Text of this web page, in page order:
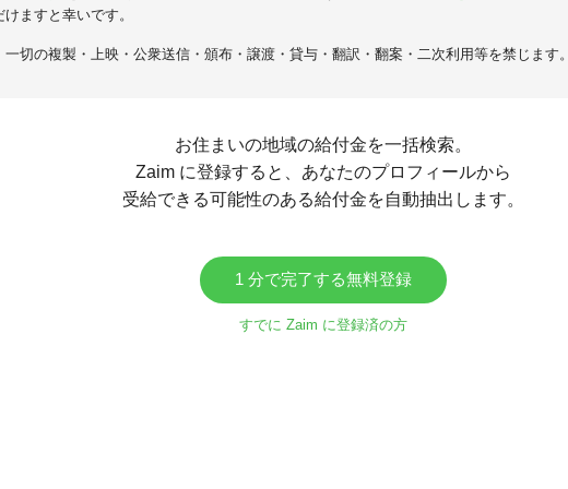
けますと幸いです。
一切の複製・上映・公衆送信・頒布・譲渡・貸与・翻訳・翻案・二次利用等を禁じます
お住まいの地域の給付金を一括検索。
Zaim に登録すると、あなたのプロフィールから
受給できる可能性のある給付金を自動抽出します。
1 分で完了する無料登録
すでに Zaim に登録済の方